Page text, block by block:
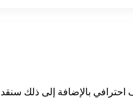
احترافي بالإضافة إلى ذلك